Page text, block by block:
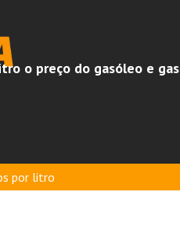
o preço do gasóleo e
por litro